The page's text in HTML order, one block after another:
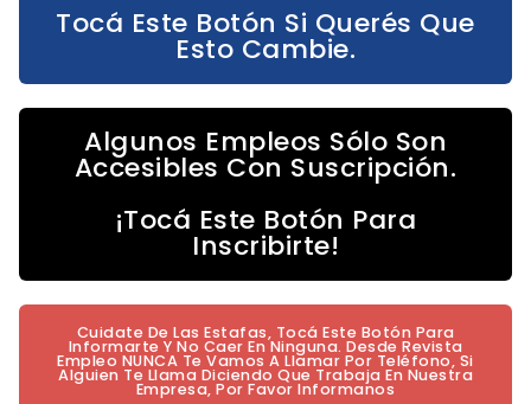
Tocá Este Botón Si Querés Que
Esto Cambie.
Algunos Empleos Sólo Son
Accesibles Con Suscripción.
¡Tocá Este Botón Para
Inscribirte!
Cuidate De Las Estafas, Tocá Este Botón Para
Informarte Y No Caer En Ninguna. Desde Revista
Empleo NUNCA Te Vamos A Llamar Por Teléfono, Si
Alguien Te Llama Diciendo Que Trabaja En Nuestra
Empresa, Por Favor Informanos